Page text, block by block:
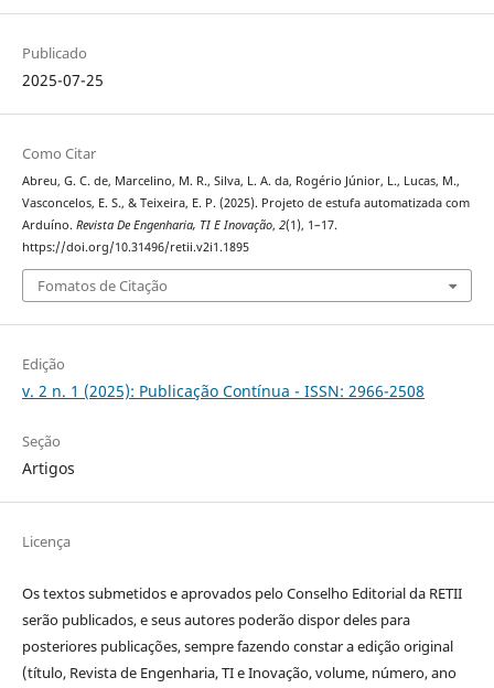
Publicado
2025-07-25
Como Citar
Abreu, G. C. de, Marcelino, M. R., Silva, L. A. da, Rogério Júnior, L., Lucas, M.,
Vasconcelos, E. S., & Teixeira, E. P. (2025). Projeto de estufa automatizada com
Arduíno. Revista De Engenharia, TI E Inovação, 2(1), 1–17.
https://doi.org/10.31496/retii.v2i1.1895
Fomatos de Citação
Edição
v. 2 n. 1 (2025): Publicação Contínua - ISSN: 2966-2508
Seção
Artigos
Licença
Os textos submetidos e aprovados pelo Conselho Editorial da RETII
serão publicados, e seus autores poderão dispor deles para
posteriores publicações, sempre fazendo constar a edição original
(título, Revista de Engenharia, TI e Inovação, volume, número, ano